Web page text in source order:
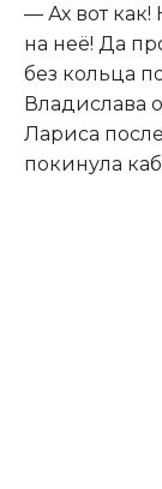
— Ах вот
на неё! Да
без кольца
Владислава
Лариса
покинула